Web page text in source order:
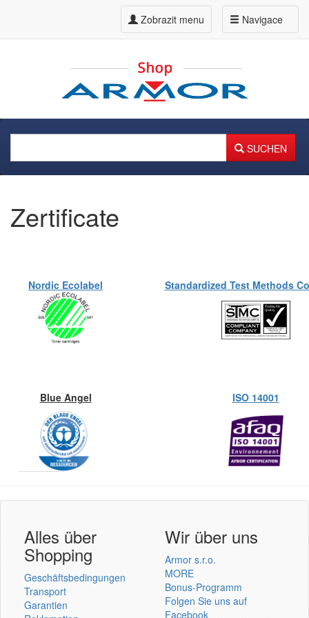
Navigace
Zobrazit menu
SUCHEN
Zertificate
Nordic Ecolabel Standardized Test Methods
Blue Angel ISO 14001
einmelden
Alles über
Shopping
Geschäftsbedingungen
Transport
Garantien
Wir über uns
Armor s.r.o.
MORE
Bonus-Programm
Folgen Sie uns auf
Facebook